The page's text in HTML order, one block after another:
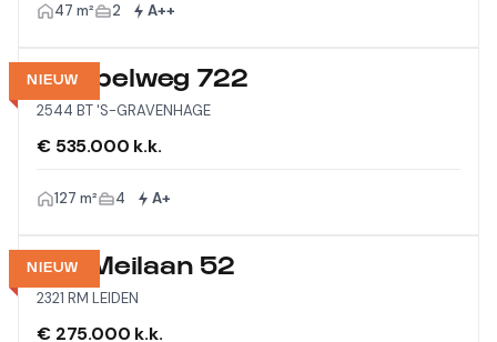
47 m² 2 A++
NIEUW
Meppelweg 722
2544 BT 'S-GRAVENHAGE
€ 535.000 k.k.
127 m² 4 A+
NIEUW
Vijf Meilaan 52
2321 RM LEIDEN
€ 275.000 k.k.